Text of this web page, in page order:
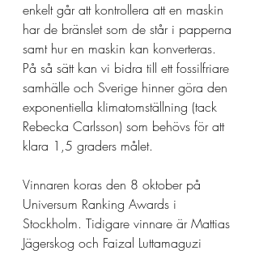
enkelt går att kontrollera att en maskin
har de bränslet som de står i papperna
samt hur en maskin kan konverteras.
På så sätt kan vi bidra till ett fossilfriare
samhälle och Sverige hinner göra den
exponentiella klimatomställning (tack
Rebecka Carlsson) som behövs för att
klara 1,5 graders målet.
Vinnaren koras den 8 oktober på
Universum Ranking Awards i
Stockholm. Tidigare vinnare är Mattias
Jägerskog och Faizal Luttamaguzi